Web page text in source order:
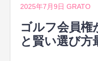
2025年7月9日 GRATO
ゴルフ会員権
と賢い選び方